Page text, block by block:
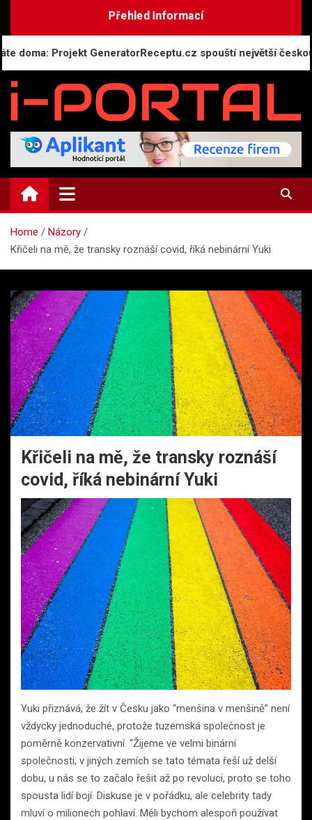
Přehled Informací
Projekt GeneratorReceptu.cz spouští největší českou online
i-PORTAL.CZ
Public relations | Informační portál
Home
Názory
Křičeli na mě, že transky roznáší covid, říká nebinární Yuki
Křičeli na mě, že transky roznáší
covid, říká nebinární Yuki
Yuki přiznává, že žít v Česku jako “menšina v menšině” není
vždycky jednoduché, protože tuzemská společnost je
poměrně konzervativní. “Žijeme ve velmi binární
společnosti, v jiných zemích se tato témata řeší už delší
dobu, u nás se to začalo řešit až po revoluci, proto se toho
spousta lidí bojí. Diskuse je v pořádku, ale celebrity tady
mluví o milionech pohlaví. Měli bychom alespoň používat